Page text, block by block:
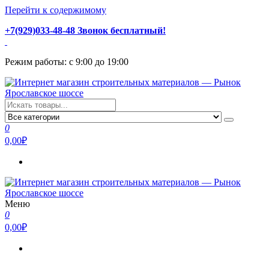
Перейти к содержимому
+7(929)033-48-48 Звонок бесплатный!
Режим работы: с 9:00 до 19:00
Интернет магазин строительных материалов — Рынок
Ярославское шоссе
Стройматериалы с доставкой и самовывозом можно купить у
нас. Пушкино, Ивантеевка, Королев, Мытищи, Сергиев Посад.
Низкая цена, консультация и быстрая доставка.
0
0,00₽
Интернет магазин строительных материалов — Рынок
Ярославское шоссе
Стройматериалы с доставкой и самовывозом можно купить у
нас. Пушкино, Ивантеевка, Королев, Мытищи, Сергиев Посад.
Низкая цена, консультация и быстрая доставка.
Меню
0
0,00₽